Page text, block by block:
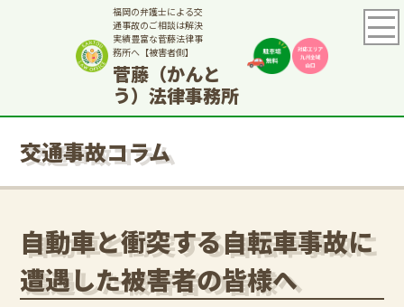
福岡の弁護士による交
通事故のご相談は解決
実績豊富な菅藤法律事
務所へ【被害者側】
菅藤（かんと
う）法律事務所
交通事故コラム
自動車と衝突する自転車事故に
遭遇した被害者の皆様へ